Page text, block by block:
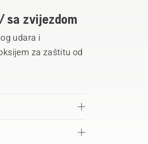
sa zvijezdom
udara i
za zaštitu od